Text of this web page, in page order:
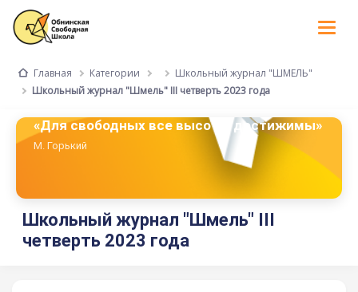
Главная Категории
Школьный журнал "ШМЕЛЬ"
Школьный журнал "Шмель" III четверть 2023 года
«Для свободных все высоты достижимы»
М. Горький
Школьный журнал "Шмель" III
четверть 2023 года